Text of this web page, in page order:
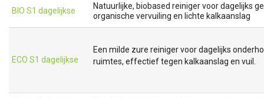
BIO S1 dagelijkse
Natuurlijke, biobased reiniger voor dagelijks
organische vervuiling en lichte kalkaanslag
ECO S1 dagelijkse
Een milde zure reiniger voor dagelijks
ruimtes, effectief tegen kalkaanslag en vuil.